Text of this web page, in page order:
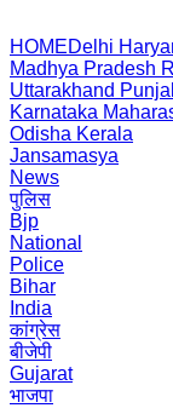
HOMEDelhi
Madhya Pradesh
Uttarakhand
Karnataka
Odisha Kerala
Jansamasya
News
पुलिस
Bjp
National
Police
Bihar
India
कांग्रेस
बीजेपी
Gujarat
भाजपा